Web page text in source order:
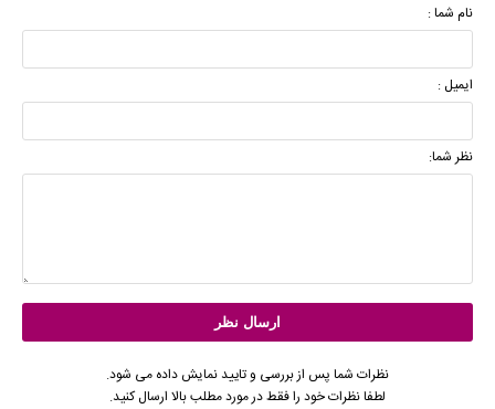
نام شما :
ایمیل :
نظر شما:
نظرات شما پس از بررسی و تایید نمایش داده می شود.
لطفا نظرات خود را فقط در مورد مطلب بالا ارسال کنید.